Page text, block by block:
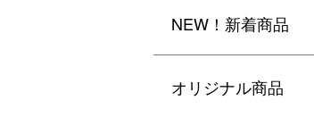
NEW！新着商品
オリジナル商品